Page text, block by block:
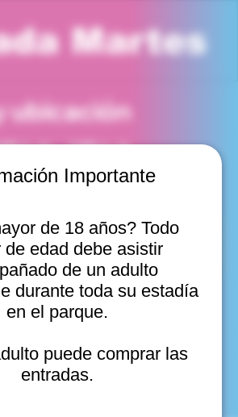
Importante
de 18 años? Todo
de edad debe asistir
de un adulto
durante toda su estadía
en el parque.
puede comprar las
entradas.
Martes
ubicación
p. m. – 1:00 p. m.
Internacional 2440, Viña del Mar,
mar, 11 ago, 10:00 a. m.
mar, 11 ago, 11:00 a. m.
mar, 11 ago, 12:00 p. m.
20